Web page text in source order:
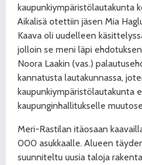
kaupunkiympäristölautakunta
Aikalisä otettiin jäsen Mia
Kaava oli uudelleen
jolloin se meni läpi
Noora Laakin (vas.)
kannatusta lautakunnassa,
kaupunkiympäristölautakunta
kaupunginhallitukselle
Meri-Rastilan itäosaan
000 asukkaalle. Alueen
suunniteltu uusia taloja